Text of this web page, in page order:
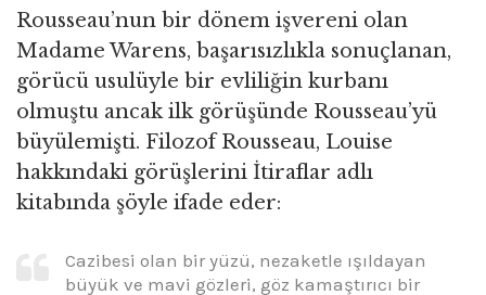
Rousseau’nun bir dönem işvereni olan
Madame Warens, başarısızlıkla sonuçlanan,
görücü usulüyle bir evliliğin kurbanı
olmuştu ancak ilk görüşünde Rousseau’yü
büyülemişti. Filozof Rousseau, Louise
hakkındaki görüşlerini İtiraflar adlı
kitabında şöyle ifade eder:
Cazibesi olan bir yüzü, nezaketle ışıldayan
büyük ve mavi gözleri, göz kamaştırıcı bir